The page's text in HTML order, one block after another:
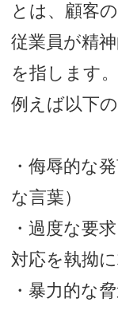
とは、顧客
従業員が精
を指します。
例えば以下
・侮辱的な
な言葉）
・過度な要
対応を執拗に
・暴力的な